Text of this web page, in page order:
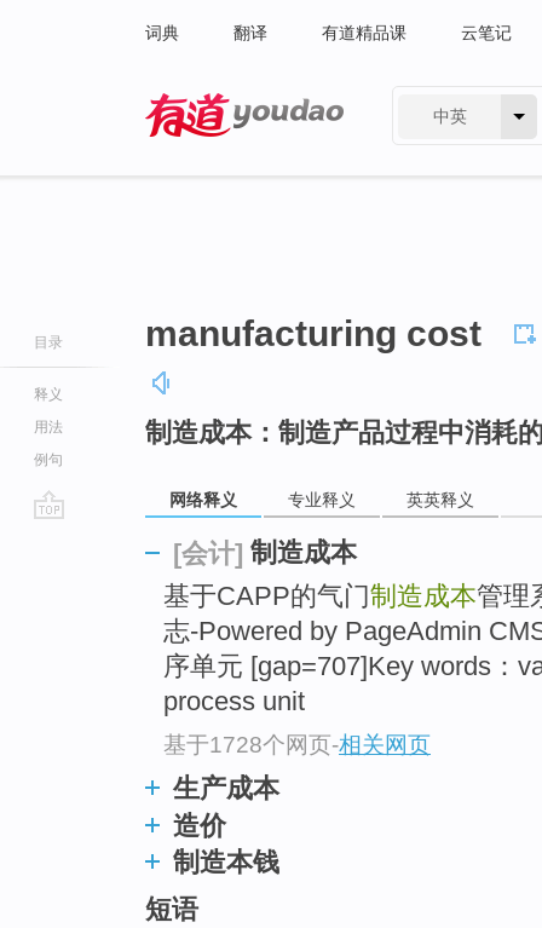
词典 翻译 有道精品课 云笔记
中英
目录
释义
用法
例句
manufacturing cost
制造成本：制造产品过程中消耗
网络释义 专业释义 英英释义
[会计] 制造成本
基于CAPP的气门制造成本管理
志-Powered by PageAdmin
序单元 [gap=707]Key words：
process unit
基于1728个网页-相关网页
生产成本
造价
制造本钱
短语